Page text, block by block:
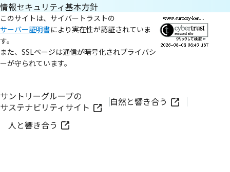
情報セキュリティ基本方針
このサイトは、サイバートラストの
サーバー証明書により実在性が認証されていま
す。
また、SSLページは通信が暗号化されプライバシ
ーが守られています。
サントリーグループの
サステナビリティサイト
自然と響き合う
人と響き合う